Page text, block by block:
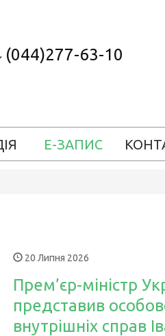
(044)277-63-10
Е-ЗАПИС
20 Липня 2026
Прем’єр-міністр
представив
внутрішніх справ